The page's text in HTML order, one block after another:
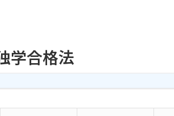
学合格法